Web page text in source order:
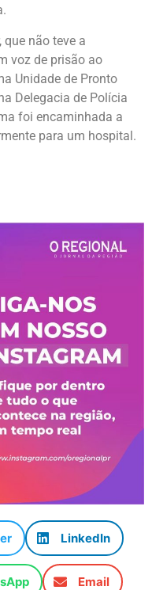
que não teve a
voz de prisão ao
Unidade de Pronto
Delegacia de Polícia
foi encaminhada a
para um hospital.
LinkedIn
Email